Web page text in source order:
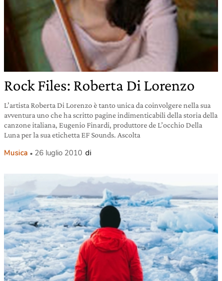
Rock Files: Roberta Di Lorenzo
L’artista Roberta Di Lorenzo è tanto unica da coinvolgere nella sua
avventura uno che ha scritto pagine indimenticabili della storia della
canzone italiana, Eugenio Finardi, produttore de L’occhio Della
Luna per la sua etichetta EF Sounds. Ascolta
Musica 26 luglio 2010 di